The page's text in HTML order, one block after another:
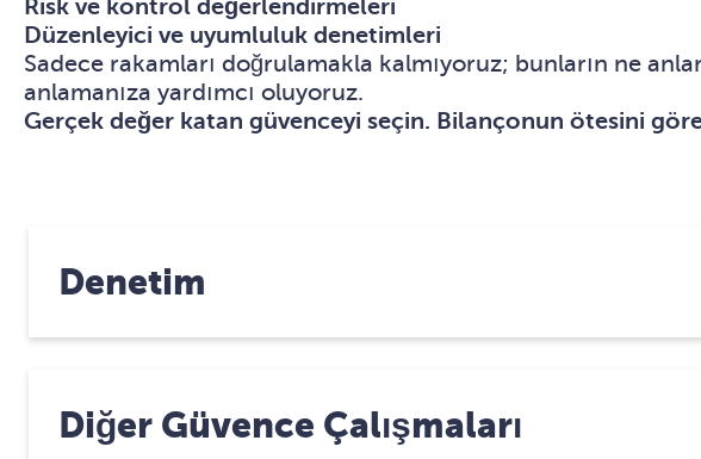
Risk ve kontrol değerlendirmeleri
Düzenleyici ve uyumluluk denetimleri
Sadece rakamları doğrulamakla kalmıyoruz; bunların ne
anlamanıza yardımcı oluyoruz.
Gerçek değer katan güvenceyi seçin. Bilançonun ötesini
Denetim
Diğer Güvence Çalışmaları